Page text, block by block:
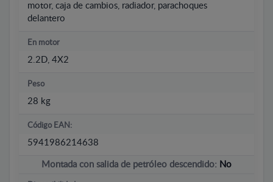
motor, caja de cambios, radiador, parachoques
delantero
En motor
2.2D, 4X2
Peso
28 kg
Código EAN:
5941986214638
Montada con salida de petróleo descendido: No